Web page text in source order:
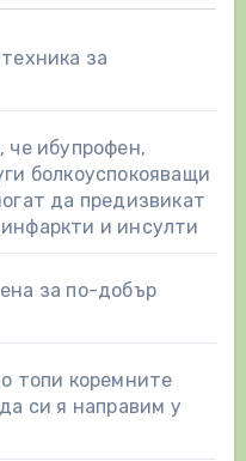
за
че ибупрофен,
болкоуспокояващи
да предизвикат
и инсулти
за по-добър
топи коремните
си я направим у